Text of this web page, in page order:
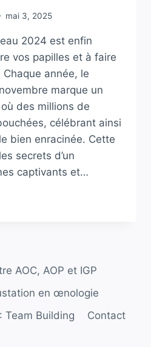
mai 3, 2025
2024 est enfin
vos papilles et à faire
année, le
marque un
des millions de
célébrant ainsi
bien enracinée. Cette
secrets d’un
captivants et…
AOC, AOP et IGP
en œnologie
Team Building
Contact